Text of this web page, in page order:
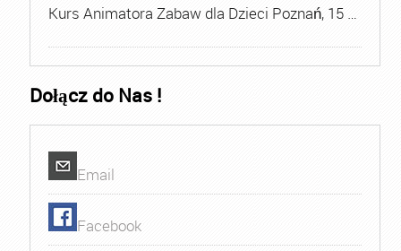
Kurs Animatora Zabaw dla Dzieci Poznań, 15 …
Dołącz do Nas !
Email
Facebook